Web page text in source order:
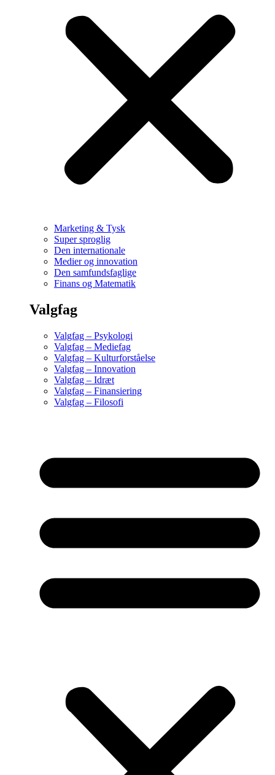
Marketing & Tysk
Super sproglig
Den internationale
Medier og innovation
Den samfundsfaglige
Finans og Matematik
Valgfag
Valgfag – Psykologi
Valgfag – Mediefag
Valgfag – Kulturforståelse
Valgfag – Innovation
Valgfag – Idræt
Valgfag – Finansiering
Valgfag – Filosofi